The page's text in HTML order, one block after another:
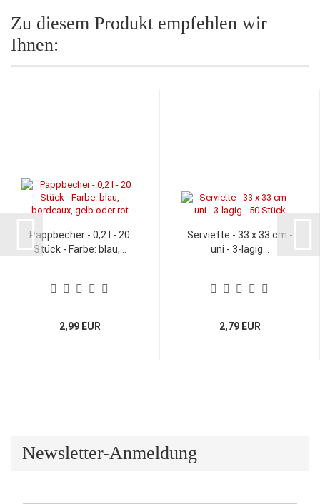
Zu diesem Produkt empfehlen wir
Ihnen:
Pappbecher - 0,2 l - 20
Stück - Farbe: blau,...
2,99 EUR
Serviette - 33 x 33 cm -
uni - 3-lagig...
2,79 EUR
Newsletter-Anmeldung